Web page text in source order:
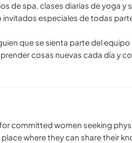
de spa, clases diarias de yoga y
invitados especiales de todas
que se sienta parte del
cosas nuevas cada día y
committed women seeking
where they can share their